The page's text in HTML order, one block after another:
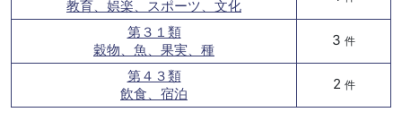
教育、娯楽、スポーツ、文化
第３１類
穀物、魚、果実、種
3 件
第４３類
飲食、宿泊
2 件